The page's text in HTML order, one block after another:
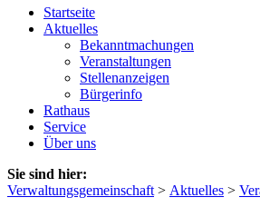
Startseite
Aktuelles
Bekanntmachungen
Veranstaltungen
Stellenanzeigen
Bürgerinfo
Rathaus
Service
Über uns
Sie sind hier:
Verwaltungsgemeinschaft > Aktuelles >